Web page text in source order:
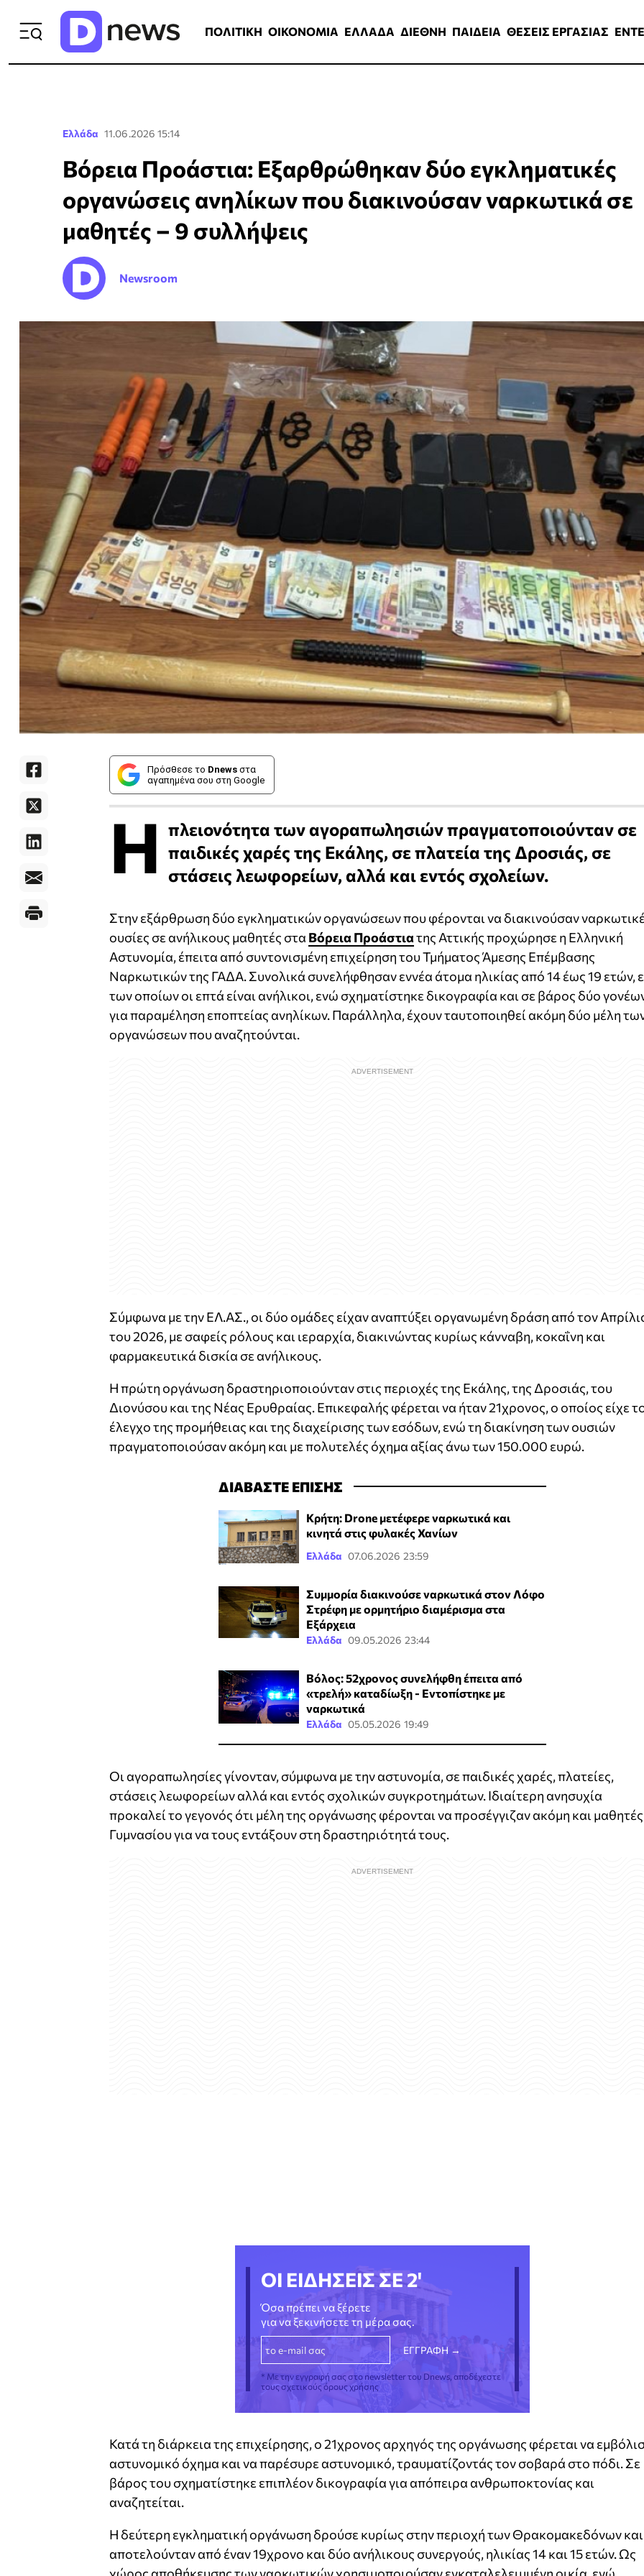
ΠΟΛΙΤΙΚΗ ΟΙΚΟΝΟΜΙΑ ΕΛΛΑΔΑ ΔΙΕΘΝΗ ΠΑΙΔΕΙΑ ΘΕΣΕΙΣ ΕΡΓΑΣΙΑΣ
Ελλάδα 11.06.2026 15:14
Βόρεια Προάστια: Εξαρθρώθηκαν δύο εγκληματικές
οργανώσεις ανηλίκων που διακινούσαν ναρκωτικά σε
μαθητές – 9 συλλήψεις
Newsroom
Πρόσθεσε το Dnews στα
αγαπημένα σου στη Google
Η πλειονότητα των αγοραπωλησιών πραγματοποιούνταν σε
παιδικές χαρές της Εκάλης, σε πλατεία της Δροσιάς, σε
στάσεις λεωφορείων, αλλά και εντός σχολείων.
Στην εξάρθρωση δύο εγκληματικών οργανώσεων που φέρονται να διακινούσαν
ουσίες σε ανήλικους μαθητές στα Βόρεια Προάστιατης Αττικής προχώρησε η Ελληνική
Αστυνομία, έπειτα από συντονισμένη επιχείρηση του Τμήματος Άμεσης Επέμβασης
Ναρκωτικών της ΓΑΔΑ. Συνολικά συνελήφθησαν εννέα άτομα ηλικίας από 14 έως 19 ετών,
των οποίων οι επτά είναι ανήλικοι, ενώ σχηματίστηκε δικογραφία και σε βάρος δύο
για παραμέληση εποπτείας ανηλίκων. Παράλληλα, έχουν ταυτοποιηθεί ακόμη δύο μέλη
οργανώσεων που αναζητούνται.
Σύμφωνα με την ΕΛ.ΑΣ., οι δύο ομάδες είχαν αναπτύξει οργανωμένη δράση από τον
του 2026, με σαφείς ρόλους και ιεραρχία, διακινώντας κυρίως κάνναβη, κοκαΐνη και
φαρμακευτικά δισκία σε ανήλικους.
Η πρώτη οργάνωση δραστηριοποιούνταν στις περιοχές της Εκάλης, της Δροσιάς, του
Διονύσου και της Νέας Ερυθραίας. Επικεφαλής φέρεται να ήταν 21χρονος, ο οποίος είχε
έλεγχο της προμήθειας και της διαχείρισης των εσόδων, ενώ τη διακίνηση των ουσιών
πραγματοποιούσαν ακόμη και με πολυτελές όχημα αξίας άνω των 150.000 ευρώ.
ΔΙΑΒΑΣΤΕ ΕΠΙΣΗΣ
Κρήτη: Drone μετέφερε ναρκωτικά και
κινητά στις φυλακές Χανίων
Ελλάδα 07.06.2026 23:59
Συμμορία διακινούσε ναρκωτικά στον Λόφο
Στρέφη με ορμητήριο διαμέρισμα στα
Εξάρχεια
Ελλάδα 09.05.2026 23:44
Βόλος: 52χρονος συνελήφθη έπειτα από
«τρελή» καταδίωξη - Εντοπίστηκε με
ναρκωτικά
Ελλάδα 05.05.2026 19:49
Οι αγοραπωλησίες γίνονταν, σύμφωνα με την αστυνομία, σε παιδικές χαρές, πλατείες,
στάσεις λεωφορείων αλλά και εντός σχολικών συγκροτημάτων. Ιδιαίτερη ανησυχία
προκαλεί το γεγονός ότι μέλη της οργάνωσης φέρονται να προσέγγιζαν ακόμη και μαθητές
Γυμνασίου για να τους εντάξουν στη δραστηριότητά τους.
ΟΙ ΕΙΔΗΣΕΙΣ ΣΕ 2'
Όσα πρέπει να ξέρετε
για να ξεκινήσετε τη μέρα σας.
* Με την εγγραφή σας στο newsletter του Dnews, αποδέχεστε
τους σχετικούς όρους χρήσης
Κατά τη διάρκεια της επιχείρησης, ο 21χρονος αρχηγός της οργάνωσης φέρεται να
αστυνομικό όχημα και να παρέσυρε αστυνομικό, τραυματίζοντάς τον σοβαρά στο πόδι. Σε
βάρος του σχηματίστηκε επιπλέον δικογραφία για απόπειρα ανθρωποκτονίας και
αναζητείται.
Η δεύτερη εγκληματική οργάνωση δρούσε κυρίως στην περιοχή των Θρακομακεδόνων και
αποτελούνταν από έναν 19χρονο και δύο ανήλικους συνεργούς, ηλικίας 14 και 15 ετών. Ως